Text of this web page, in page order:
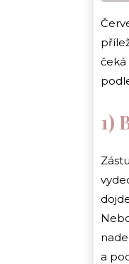
čeká
1)
a